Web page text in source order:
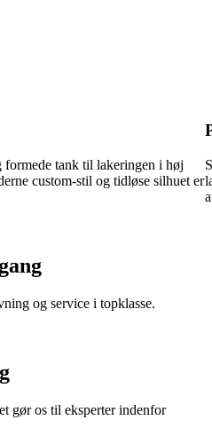
tank til lakeringen i høj
custom-stil og tidløse silhuet er
og service i topklasse.
gør os til eksperter indenfor